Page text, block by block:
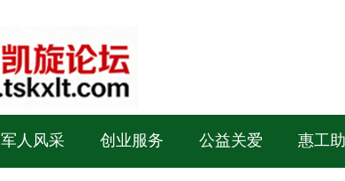
军人风采 创业服务 公益关爱 惠工